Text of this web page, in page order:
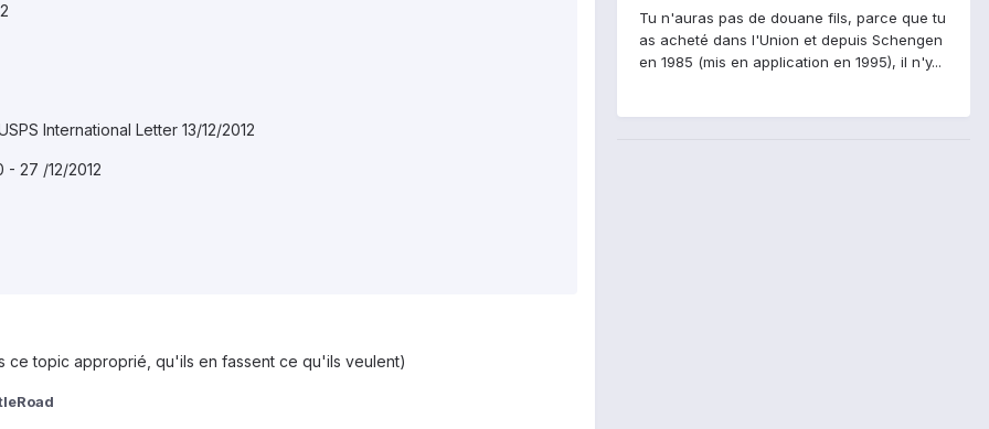
International Letter 13/12/2012
- 27 /12/2012
ce topic approprié, qu'ils en fassent ce qu'ils veulent)
Tu n'auras pas de douane fils, parce que tu
as acheté dans l'Union et depuis Schengen
en 1985 (mis en application en 1995), il n'y...